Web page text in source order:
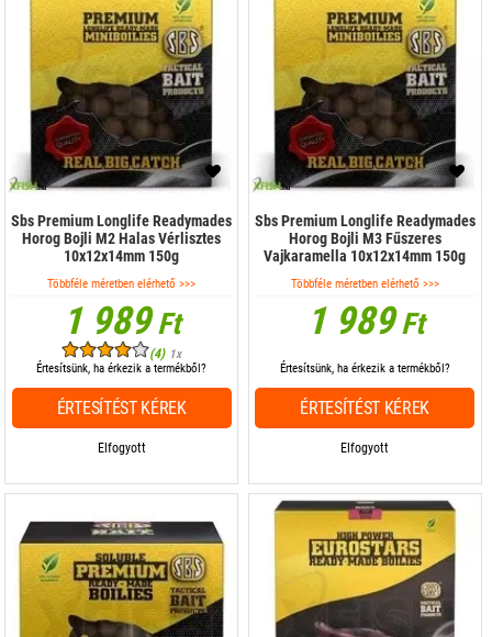
Sbs Premium Longlife Readymades
Horog Bojli M2 Halas Vérlisztes
10x12x14mm 150g
Többféle méretben elérhető >>>
1 989Ft
(4) 1x
Elfogyott
Értesítsünk, ha érkezik a termékből?
ÉRTESÍTÉST KÉREK
Sbs Premium Longlife Readymades
Horog Bojli M3 Fűszeres
Vajkaramella 10x12x14mm 150g
Többféle méretben elérhető >>>
1 989Ft
Elfogyott
Értesítsünk, ha érkezik a termékből?
ÉRTESÍTÉST KÉREK